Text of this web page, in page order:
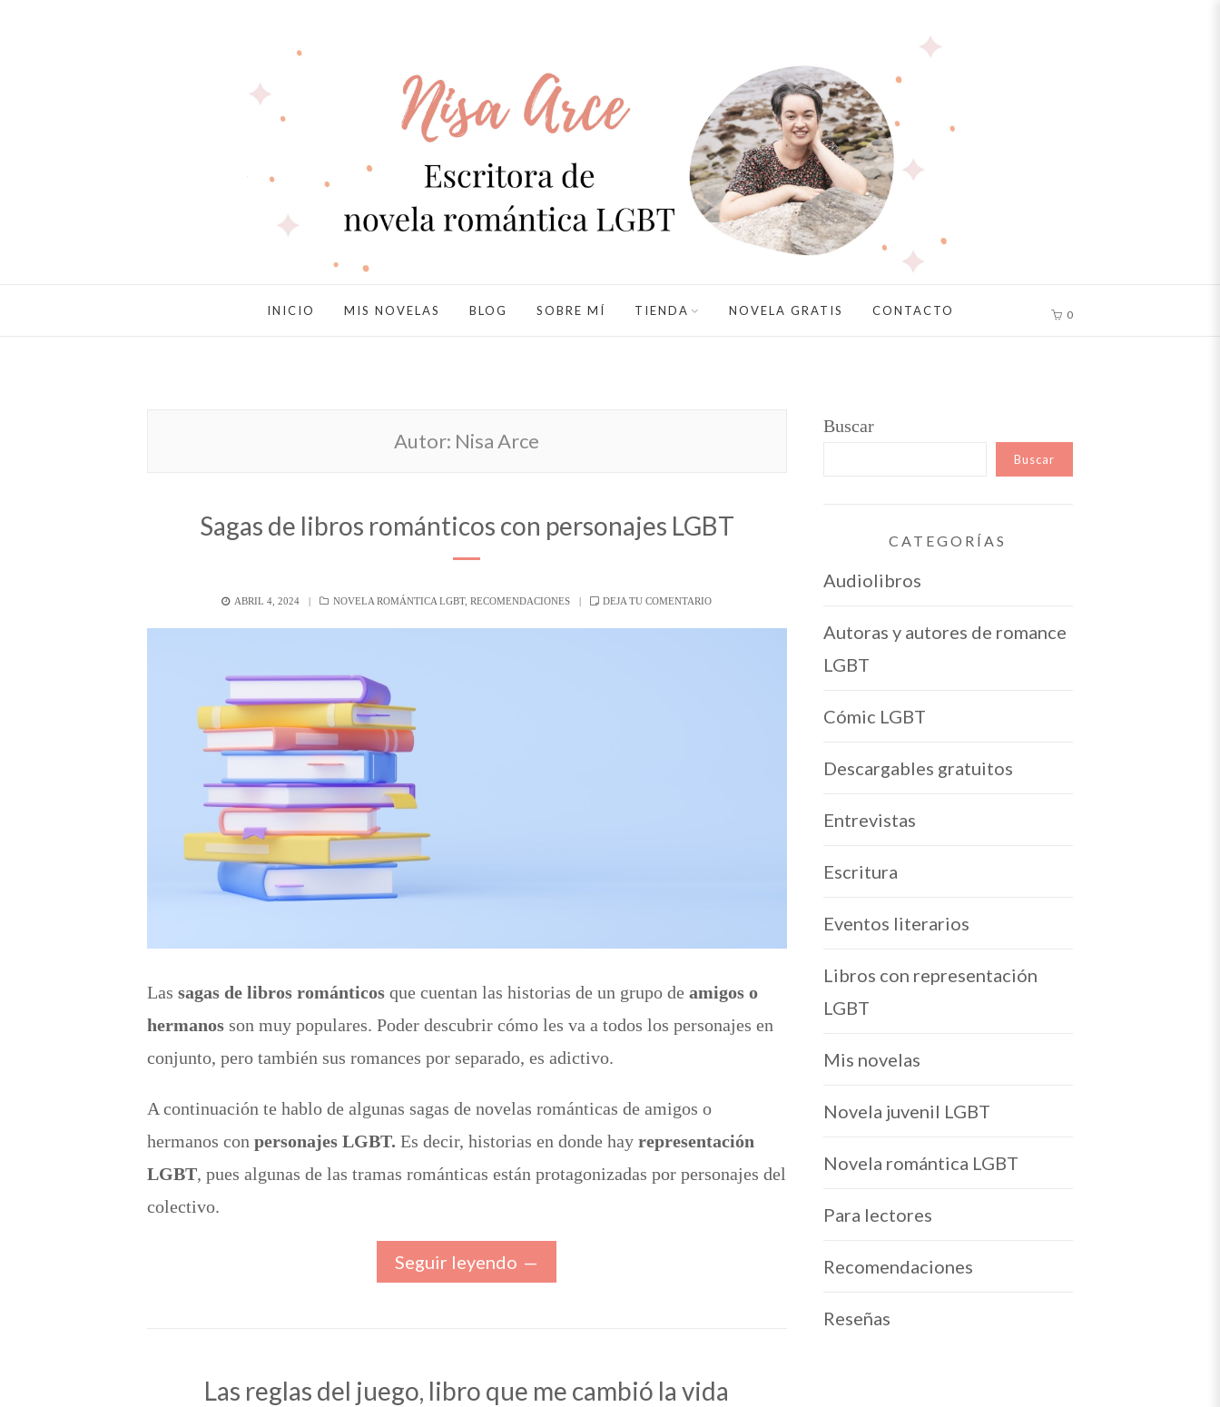
INICIO MIS NOVELAS BLOG SOBRE MÍ TIENDA NOVELA GRATIS CONTACTO 0
Autor: Nisa Arce
Sagas de libros románticos con personajes LGBT
POSTED
ABRIL 4, 2024 CATEGORÍAS
NOVELA ROMÁNTICA LGBT,RECOMENDACIONES DEJA TU COMENTARIO
Las sagas de libros románticos que cuentan las historias de un grupo de amigos o
hermanos son muy populares. Poder descubrir cómo les va a todos los personajes en
conjunto, pero también sus romances por separado, es adictivo.
A continuación te hablo de algunas sagas de novelas románticas de amigos o
hermanos con personajes LGBT. Es decir, historias en donde hay representación
LGBT, pues algunas de las tramas románticas están protagonizadas por personajes del
colectivo.
Seguir leyendo
Las reglas del juego, libro que me cambió la vida
Buscar
Buscar
CATEGORÍAS
Audiolibros
Autoras y autores de romance
LGBT
Cómic LGBT
Descargables gratuitos
Entrevistas
Escritura
Eventos literarios
Libros con representación
LGBT
Mis novelas
Novela juvenil LGBT
Novela romántica LGBT
Para lectores
Recomendaciones
Reseñas